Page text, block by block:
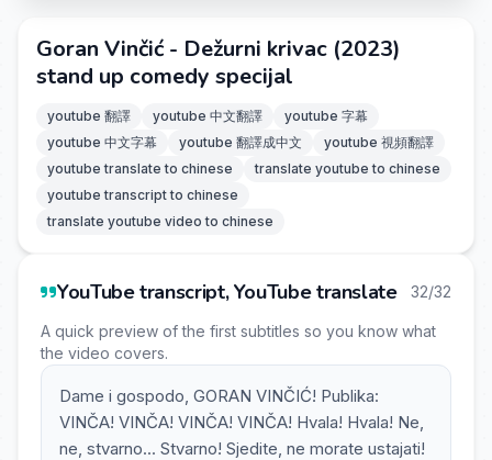
Goran Vinčić - Dežurni krivac (2023)
stand up comedy specijal
youtube 翻譯 youtube 中文翻譯
youtube 字幕
youtube 中文字幕
youtube 翻譯成中文
youtube 視頻翻譯
youtube translate to chinese
translate youtube to chinese
youtube transcript to chinese
translate youtube video to chinese
YouTube transcript, YouTube translate 32/32
A quick preview of the first subtitles so you know what
the video covers.
Dame i gospodo, GORAN VINČIĆ! Publika:
VINČA! VINČA! VINČA! VINČA! Hvala! Hvala! Ne,
ne, stvarno... Stvarno! Sjedite, ne morate ustajati!